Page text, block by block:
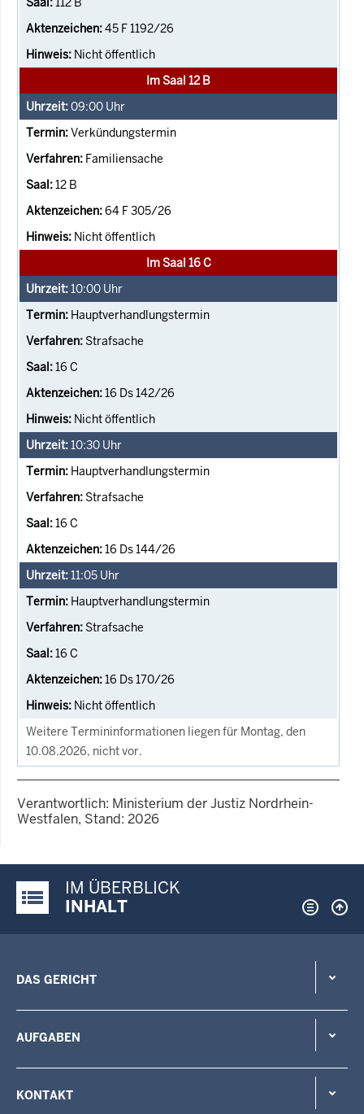
45 F 1192/26
Nicht öffentlich
Im Saal 12 B
09:00 Uhr
Verkündungstermin
Familiensache
12 B
64 F 305/26
Nicht öffentlich
Im Saal 16 C
10:00 Uhr
Hauptverhandlungstermin
Strafsache
16 C
16 Ds 142/26
Nicht öffentlich
10:30 Uhr
Hauptverhandlungstermin
Strafsache
16 C
16 Ds 144/26
11:05 Uhr
Hauptverhandlungstermin
Strafsache
16 C
16 Ds 170/26
Nicht öffentlich
Weitere Termininformationen liegen für Montag, den
10.08.2026, nicht vor.
Verantwortlich: Ministerium der Justiz Nordrhein-
Westfalen, Stand: 2026
Justiz-Portal im Überblick:
IM ÜBERBLICK
INHALT
DAS GERICHT
AUFGABEN
KONTAKT